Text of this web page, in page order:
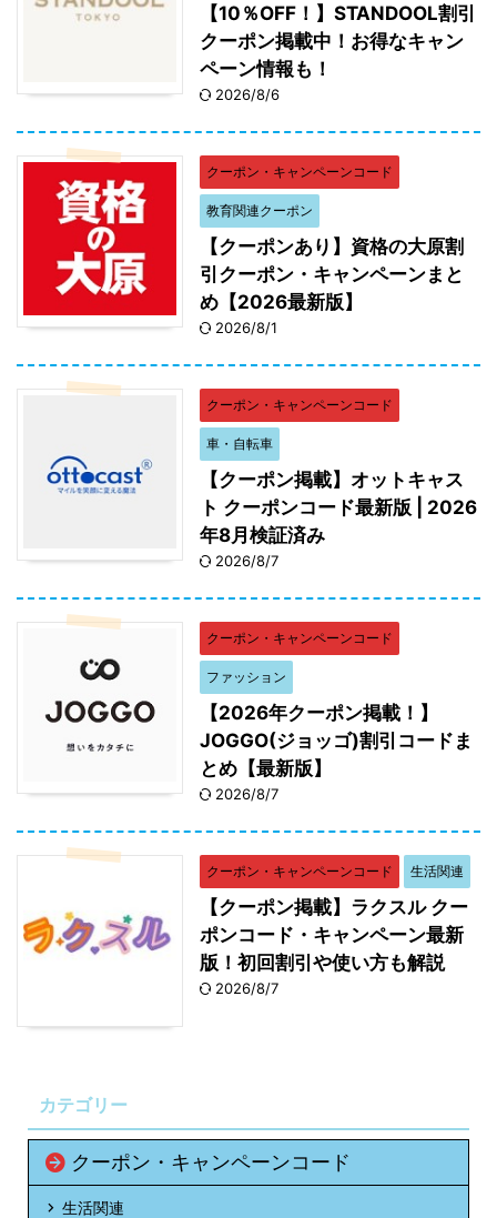
【10％OFF！】STANDOOL割引
クーポン掲載中！お得なキャン
ペーン情報も！
2026/8/6
クーポン・キャンペーンコード
教育関連クーポン
【クーポンあり】資格の大原割
引クーポン・キャンペーンまと
め【2026最新版】
2026/8/1
クーポン・キャンペーンコード
車・自転車
【クーポン掲載】オットキャス
ト クーポンコード最新版 | 2026
年8月検証済み
2026/8/7
クーポン・キャンペーンコード
ファッション
【2026年クーポン掲載！】
JOGGO(ジョッゴ)割引コードま
とめ【最新版】
2026/8/7
クーポン・キャンペーンコード 生活関連
【クーポン掲載】ラクスル クー
ポンコード・キャンペーン最新
版！初回割引や使い方も解説
2026/8/7
カテゴリー
クーポン・キャンペーンコード
生活関連